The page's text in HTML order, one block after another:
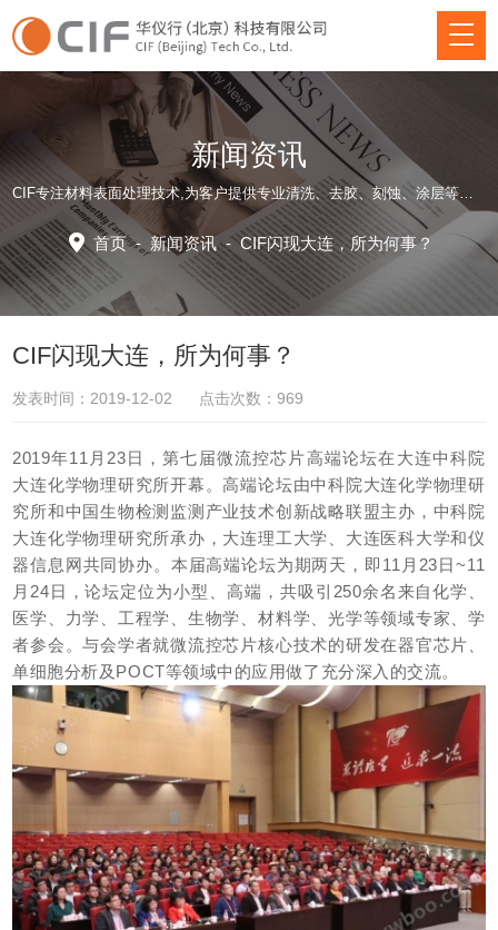
新闻资讯
CIF专注材料表面处理技术,为客户提供专业清洗、去胶、刻蚀、涂层等方面仪器装备和应用工艺解决方案！
首页- 新闻资讯-CIF闪现大连，所为何事？
CIF闪现大连，所为何事？
发表时间：2019-12-02 点击次数：969
2019年11月23日，第七届微流控芯片高端论坛在大连中科院
大连化学物理研究所开幕。高端论坛由中科院大连化学物理研
究所和中国生物检测监测产业技术创新战略联盟主办，中科院
大连化学物理研究所承办，大连理工大学、大连医科大学和仪
器信息网共同协办。本届高端论坛为期两天，即11月23日~11
月24日，论坛定位为小型、高端，共吸引250余名来自化学、
医学、力学、工程学、生物学、材料学、光学等领域专家、学
者参会。与会学者就微流控芯片核心技术的研发在器官芯片、
单细胞分析及POCT等领域中的应用做了 充分深入的交流。